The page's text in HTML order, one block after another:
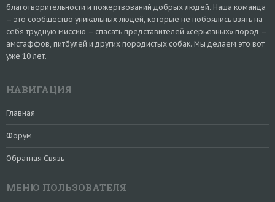
благотворительности и пожертвований добрых людей. Наша команда
– это сообщество уникальных людей, которые не побоялись взять на
себя трудную миссию – спасать представителей «серьезных» пород –
амстаффов, питбулей и других породистых собак. Мы делаем это вот
уже 10 лет.
НАВИГАЦИЯ
Главная
Форум
Обратная Связь
МЕНЮ ПОЛЬЗОВАТЕЛЯ